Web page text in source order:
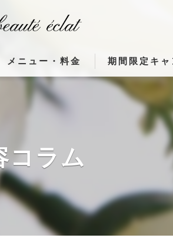
メニュー・料金
使用機器（ウィンバック・高濃度水素クレ
フランス製 高周波治療器ウィンバックが出
フランス製 高周波治療器ウィンバックが出
貼るだけウィンバックとは
フランス製高周波治療器施術症例
期間限定キ
コラム